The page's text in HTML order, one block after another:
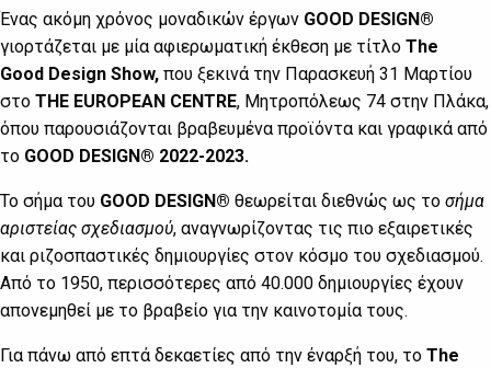
Ένας ακόμη χρόνος μοναδικών έργων GOOD DESIGN®
γιορτάζεται με μία αφιερωματική έκθεση με τίτλο The
Good Design Show, που ξεκινά την Παρασκευή 31 Μαρτίου
στο THE EUROPEAN CENTRE, Μητροπόλεως 74 στην Πλάκα,
όπου παρουσιάζονται βραβευμένα προϊόντα και γραφικά από
το GOOD DESIGN® 2022-2023.
Το σήμα του GOOD DESIGN® θεωρείται διεθνώς ως το σήμα
αριστείας σχεδιασμού, αναγνωρίζοντας τις πιο εξαιρετικές
και ριζοσπαστικές δημιουργίες στον κόσμο του σχεδιασμού.
Από το 1950, περισσότερες από 40.000 δημιουργίες έχουν
απονεμηθεί με το βραβείο για την καινοτομία τους.
Για πάνω από επτά δεκαετίες από την έναρξή του, το The